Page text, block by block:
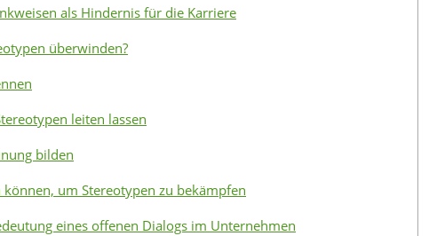
als Hindernis für die Karriere
überwinden?
leiten lassen
bilden
um Stereotypen zu bekämpfen
eines offenen Dialogs im Unternehmen